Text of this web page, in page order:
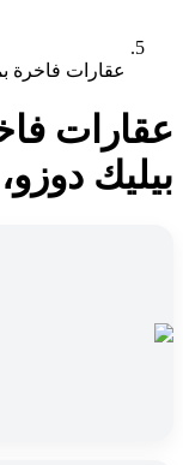
عقارات فاخرة
عقارات
بيليك